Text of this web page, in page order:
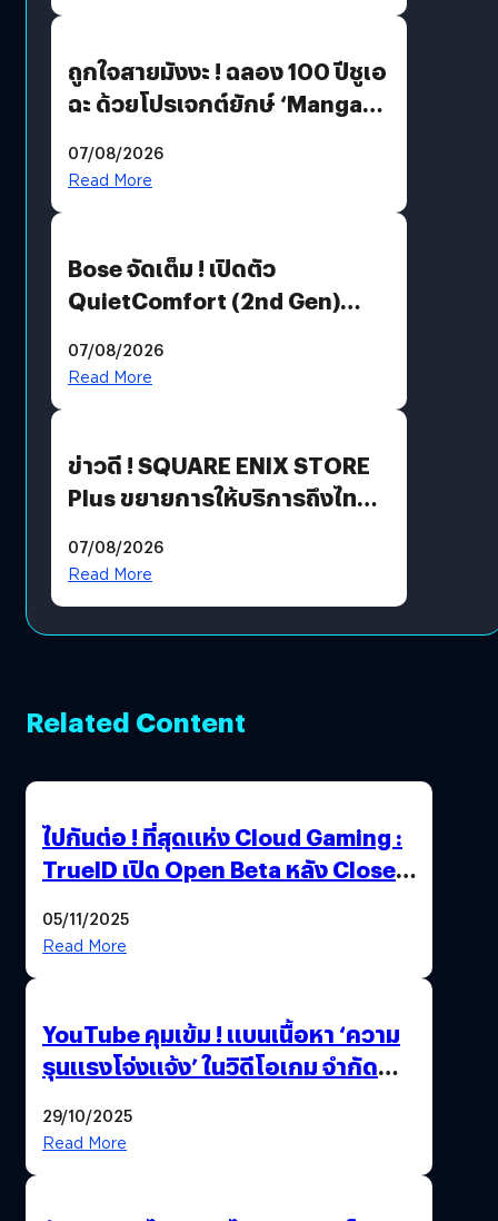
ถูกใจสายมังงะ ! ฉลอง 100 ปีชูเอ
ฉะ ด้วยโปรเจกต์ยักษ์ ‘Manga
มีภาษาไทยด้วย
07/08/2026
Read More
Bose จัดเต็ม ! เปิดตัว
QuietComfort (2nd Gen)
07/08/2026
Read More
ข่าวดี ! SQUARE ENIX STORE
Plus ขยายการให้บริการถึงไทย
โดยตรง
07/08/2026
Read More
Related Content
ไปกันต่อ ! ที่สุดแห่ง Cloud Gaming :
TrueID เปิด Open Beta หลัง Close
Thailand Game Show 2025 ทะลุ 15
05/11/2025
Read More
YouTube คุมเข้ม ! แบนเนื้อหา ‘ความ
รุนแรงโจ่งแจ้ง’ ในวิดีโอเกม จำกัด
29/10/2025
Read More